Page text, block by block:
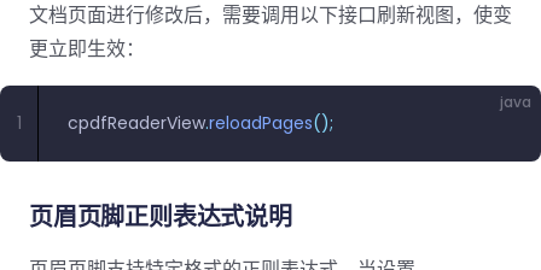
Go 指南
文档页面进行修改后，需要调用以下接口刷新视图，使变
更立即生效：
java
cpdfReaderView.reloadPages();
1
页眉页脚正则表达式说明